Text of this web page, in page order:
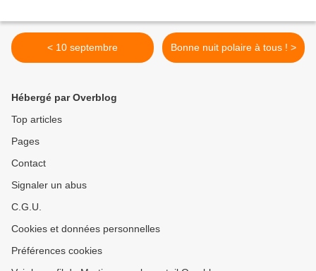
< 10 septembre Bonne nuit polaire à tous ! >
Hébergé par Overblog
Top articles
Pages
Contact
Signaler un abus
C.G.U.
Cookies et données personnelles
Préférences cookies